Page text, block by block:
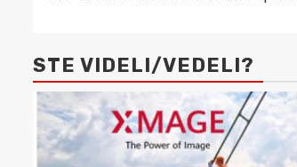
STE VIDELI/VEDELI?